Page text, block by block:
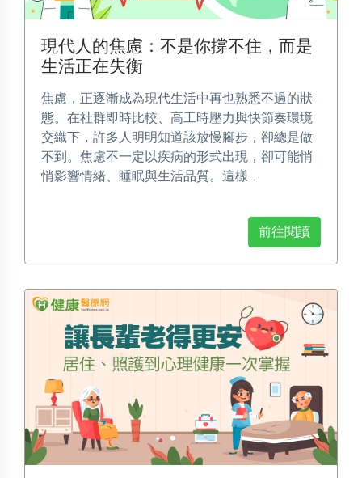
現代人的焦慮：不是你撐不住，而是
生活正在失衡
焦慮，正逐漸成為現代生活中再也熟悉不過的狀
態。在社群即時比較、高工時壓力與快節奏環境
交織下，許多人明明知道該放慢腳步，卻總是做
不到。焦慮不一定以疾病的形式出現，卻可能悄
悄影響情緒、睡眠與生活品質。這樣...
前往閱讀